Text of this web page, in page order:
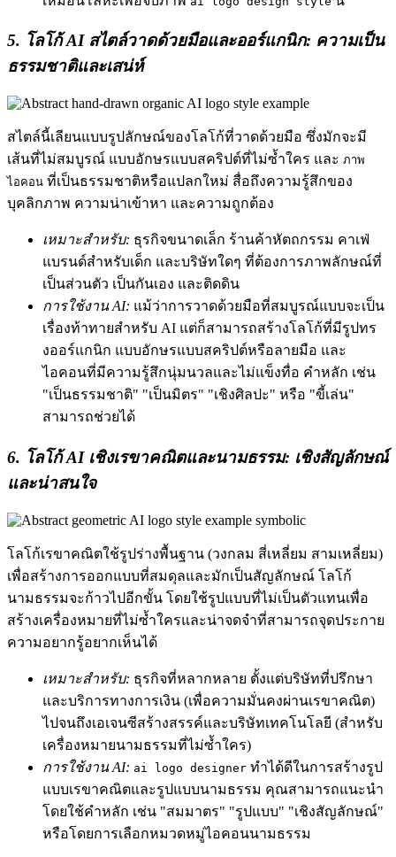
5. โลโก้ AI สไตล์วาดด้วยมือและออร์แกนิก: ความเป็น
ธรรมชาติและเสน่ห์
สไตล์นี้เลียนแบบรูปลักษณ์ของโลโก้ที่วาดด้วยมือ ซึ่งมักจะมี
เส้นที่ไม่สมบูรณ์ แบบอักษรแบบสคริปต์ที่ไม่ซ้ำใคร และ ภาพ
ไอคอน ที่เป็นธรรมชาติหรือแปลกใหม่ สื่อถึงความรู้สึกของ
บุคลิกภาพ ความน่าเข้าหา และความถูกต้อง
เหมาะสำหรับ: ธุรกิจขนาดเล็ก ร้านค้าหัตถกรรม คาเฟ่
แบรนด์สำหรับเด็ก และบริษัทใดๆ ที่ต้องการภาพลักษณ์ที่
เป็นส่วนตัว เป็นกันเอง และติดดิน
การใช้งาน AI: แม้ว่าการวาดด้วยมือที่สมบูรณ์แบบจะเป็น
เรื่องท้าทายสำหรับ AI แต่ก็สามารถสร้างโลโก้ที่มีรูปทร
งออร์แกนิก แบบอักษรแบบสคริปต์หรือลายมือ และ
ไอคอนที่มีความรู้สึกนุ่มนวลและไม่แข็งทื่อ คำหลัก เช่น
"เป็นธรรมชาติ" "เป็นมิตร" "เชิงศิลปะ" หรือ "ขี้เล่น"
สามารถช่วยได้
6. โลโก้ AI เชิงเรขาคณิตและนามธรรม: เชิงสัญลักษณ์
และน่าสนใจ
โลโก้เรขาคณิตใช้รูปร่างพื้นฐาน (วงกลม สี่เหลี่ยม สามเหลี่ยม)
เพื่อสร้างการออกแบบที่สมดุลและมักเป็นสัญลักษณ์ โลโก้
นามธรรมจะก้าวไปอีกขั้น โดยใช้รูปแบบที่ไม่เป็นตัวแทนเพื่อ
สร้างเครื่องหมายที่ไม่ซ้ำใครและน่าจดจำที่สามารถจุดประกาย
ความอยากรู้อยากเห็นได้
เหมาะสำหรับ: ธุรกิจที่หลากหลาย ตั้งแต่บริษัทที่ปรึกษา
และบริการทางการเงิน (เพื่อความมั่นคงผ่านเรขาคณิต)
ไปจนถึงเอเจนซีสร้างสรรค์และบริษัทเทคโนโลยี (สำหรับ
เครื่องหมายนามธรรมที่ไม่ซ้ำใคร)
การใช้งาน AI: ai logo designer ทำได้ดีในการสร้างรูป
แบบเรขาคณิตและรูปแบบนามธรรม คุณสามารถแนะนำ
โดยใช้คำหลัก เช่น "สมมาตร" "รูปแบบ" "เชิงสัญลักษณ์"
หรือโดยการเลือกหมวดหมู่ไอคอนนามธรรม